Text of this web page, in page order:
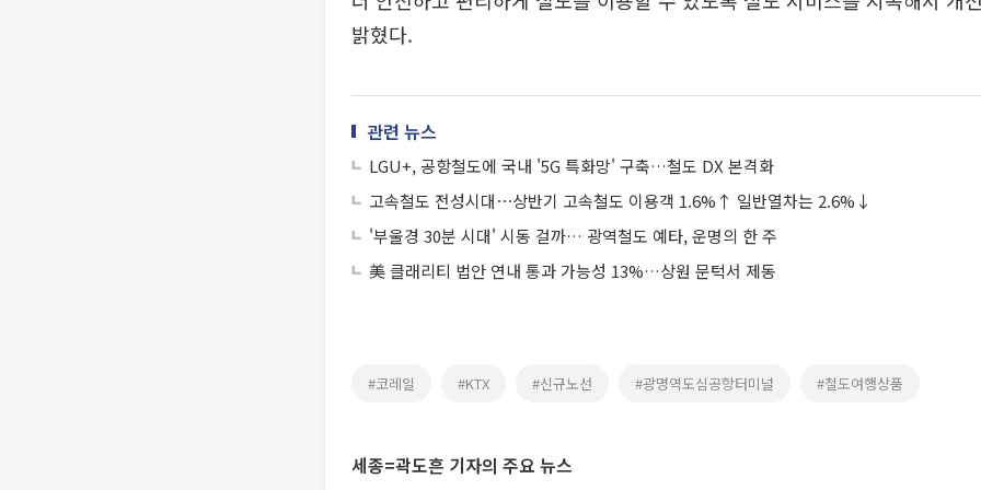
밝혔다.
관련 뉴스
LGU+, 공항철도에 국내 '5G 특화망' 구축…철도 DX 본격화
고속철도 전성시대⋯상반기 고속철도 이용객 1.6%↑ 일반열차는 2.6%↓
'부울경 30분 시대' 시동 걸까… 광역철도 예타, 운명의 한 주
美 클래리티 법안 연내 통과 가능성 13%…상원 문턱서 제동
#코레일 #KTX #신규노선 #광명역도심공항터미널 #철도여행상품
세종=곽도흔 기자의 주요 뉴스